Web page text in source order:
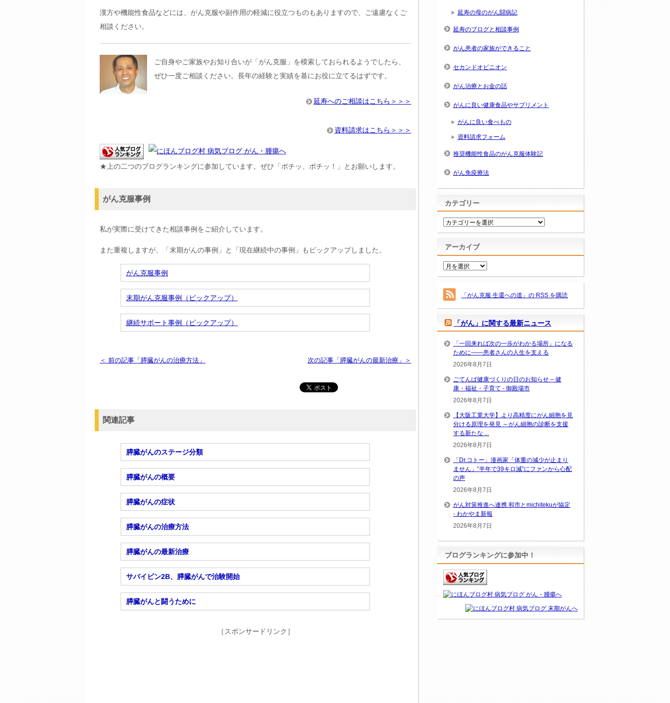
漢方や機能性食品などには、がん克服や副作用の軽減に役立つものもありますので、ご遠慮なくご
相談ください。
ご自身やご家族やお知り合いが「がん克服」を模索しておられるようでしたら、
ぜひ一度ご相談ください。長年の経験と実績を基にお役に立てるはずです。
延寿へのご相談はこちら＞＞＞
資料請求はこちら＞＞＞
★上の二つのブログランキングに参加しています。ぜひ「ポチッ、ポチッ！」とお願いします。
がん克服事例
私が実際に受けてきた相談事例をご紹介しています。
また重複しますが、「末期がんの事例」と「現在継続中の事例」もピックアップしました。
がん克服事例
末期がん克服事例（ピックアップ）
継続サポート事例（ピックアップ）
＜ 前の記事「膵臓がんの治療方法」 次の記事「膵臓がんの最新治療」＞
関連記事
膵臓がんのステージ分類
膵臓がんの概要
膵臓がんの症状
膵臓がんの治療方法
膵臓がんの最新治療
サバイビン2B、膵臓がんで治験開始
膵臓がんと闘うために
［スポンサードリンク］
延寿の母のがん闘病記
延寿のブログと相談事例
がん患者の家族ができること
セカンドオピニオン
がん治療とお金の話
がんに良い健康食品やサプリメント
がんに良い食べもの
資料請求フォーム
推奨機能性食品のがん克服体験記
がん免疫療法
カテゴリー
カ
ゴ
リ
ー
アーカイブ
ア
イ
ブ
「がん克服 生還への道」の RSS を購読
「がん」に関する最新ニュース
「一回来れば次の一歩がわかる場所」になる
ために――患者さんの人生を支える
2026年8月7日
ごてんば健康づくりの日のお知らせ – 健
康・福祉・子育て - 御殿場市
2026年8月7日
【大阪工業大学】より高精度にがん細胞を見
分ける原理を発見 ～がん細胞の診断を支援
する新たな ...
2026年8月7日
「Dr.コトー」漫画家「体重の減少が止まり
ません」“半年で39キロ減”にファンから心配
の声
2026年8月7日
がん対策推進へ連携 和市とmichitekuが協定
- わかやま新報
2026年8月7日
ブログランキングに参加中！